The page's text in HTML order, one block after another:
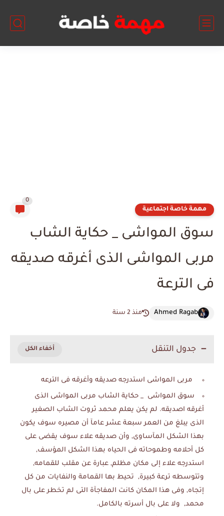
مهمة خاصة اجتماعية
0
سوق المواشى _ حكاية الشاب
مربى المواشى الذى أغرقه صديقه
فى الترعة
Ahmed Ragab منذ 2 سنة
جدول التنقل
مربى المواشى استدرجه صديقه وأغرقه فى الترعه
سوق المواشى _ حكاية الشاب مربى المواشى الذى
أغرقه اصديقه. لم يكن يعلم محمد ثروت الشاب الصغير
الذى يبلغ من العمر سبعة عشر عامآ أن مصيره سوف يكون
بهذا الشكل المآساوى, وأن صديقه علاء سوف يقضى على
كل أحلامه وطموحاته فى الحياه بهذا الشكل المؤسف,
استدرجه علاء إلى مكان مظلم, عبارة عن مقلب للقمامه,
وتتوسطه ترعة كبيرة, تحيط بها القمامة والنفايات من كل
إتجاه, وفى هذا المكان كانت المفاجآة التى لم تخطر على بال
محمد, ولا على بال أسرته بالكامل.